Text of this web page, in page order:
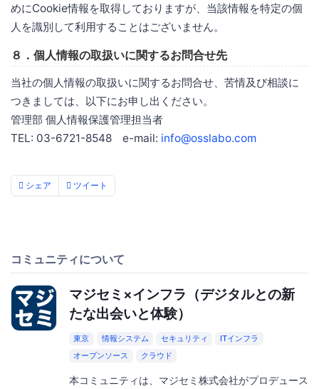
めにCookie情報を取得しておりますが、当該情報を特定の個
人を識別して利用することはございません。
８．個人情報の取扱いに関するお問合せ先
当社の個人情報の取扱いに関するお問合せ、苦情及び相談に
つきましては、以下にお申し出ください。
管理部 個人情報保護管理担当者
TEL: 03-6721-8548 e-mail: info@osslabo.com
シェア ツイート
コミュニティについて
マジセミ×インフラ（デジタルとの新
たな出会いと体験）
東京 情報システム セキュリティ
ITインフラ
オープンソース
クラウド
本コミュニティは、マジセミ株式会社がプロデュース